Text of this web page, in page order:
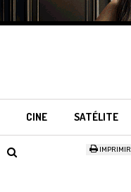
CINE SATÉLITE
IMPRIMIR